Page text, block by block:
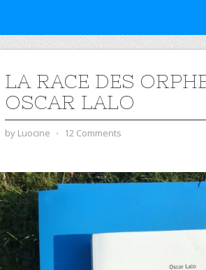
LA RACE DES
OSCAR LALO
by Luocine ⋅ 12 Comments